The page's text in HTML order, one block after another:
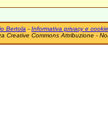
Bertola - Informativa privacy e cookie
Creative Commons Attribuzione -